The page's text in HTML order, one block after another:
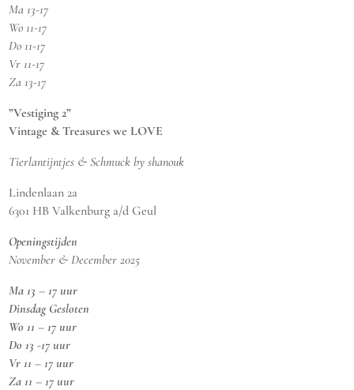
Ma 13-17
Wo 11-17
Do 11-17
Vr 11-17
Za 13-17
”Vestiging 2”
Vintage & Treasures we LOVE
Tierlantijntjes & Schmuck by shanouk
Lindenlaan 2a
6301 HB Valkenburg a/d Geul
Openingstijden
November & December 2025
Ma 13 – 17 uur
Dinsdag Gesloten
Wo 11 – 17 uur
Do 13 -17 uur
Vr 11 – 17 uur
Za 11 – 17 uur